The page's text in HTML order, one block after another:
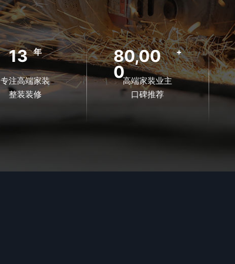
13 年
专注高端家装
整装装修
80,00
0
+
高端家装业主
口碑推荐